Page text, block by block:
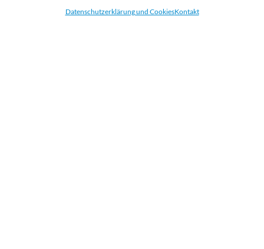
Datenschutzerklärung und CookiesKontakt
und Aufkleber. Wir liefern unsere Druckprodukte Deutschland,